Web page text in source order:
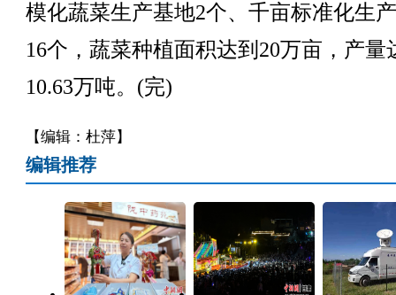
模化蔬菜生产基地2个、千亩标准化生
16个，蔬菜种植面积达到20万亩，产量
10.63万吨。(完)
【编辑：杜萍】
编辑推荐